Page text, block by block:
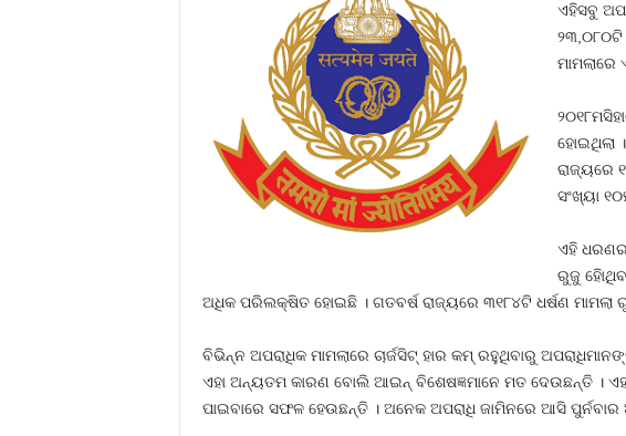
ଏହିସବୁ
୨୩,୦୮୦ଟି
ହୋଇଥିଲା
ରାଜ୍ୟରେ
ସଂଖ୍ୟା
ଏହି ଧରଣର
ରୁଜୁ
ଅଧିକ ପରିଲକ୍ଷିତ ହୋଇଛି । ଗତବର୍ଷ ରାଜ୍ୟରେ ୩୧୮୪ଟି ଧର୍ଷଣ ମାମଲା
ବିଭିନ୍ନ ଅପରାଧିକ ମାମଲାରେ ଚାର୍ଜସିଟ୍‍ ହାର କମ୍‍ ରହୁଥିବାରୁ
ଏହା ଅନ୍ୟତମ କାରଣ ବୋଲି ଆଇନ୍‍ ବିଶେଷଜ୍ଞମାନେ ମତ ଦେଉଛନ୍ତି ।
ପାଇବାରେ ସଫଳ ହେଉଛନ୍ତି । ଅନେକ ଅପରାଧି ଜାମିନରେ ଆସି